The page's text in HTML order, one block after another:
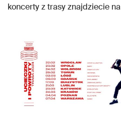
koncerty z trasy znajdziecie na